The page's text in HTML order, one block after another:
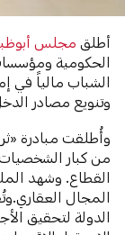
أطلقمجلس
الحكومية
الشباب مالياً في
وتنويع مصادر
وأُطلقت مبادرة
من كبار
القطاع. وشهد
المجال
الدولة لتحقيق